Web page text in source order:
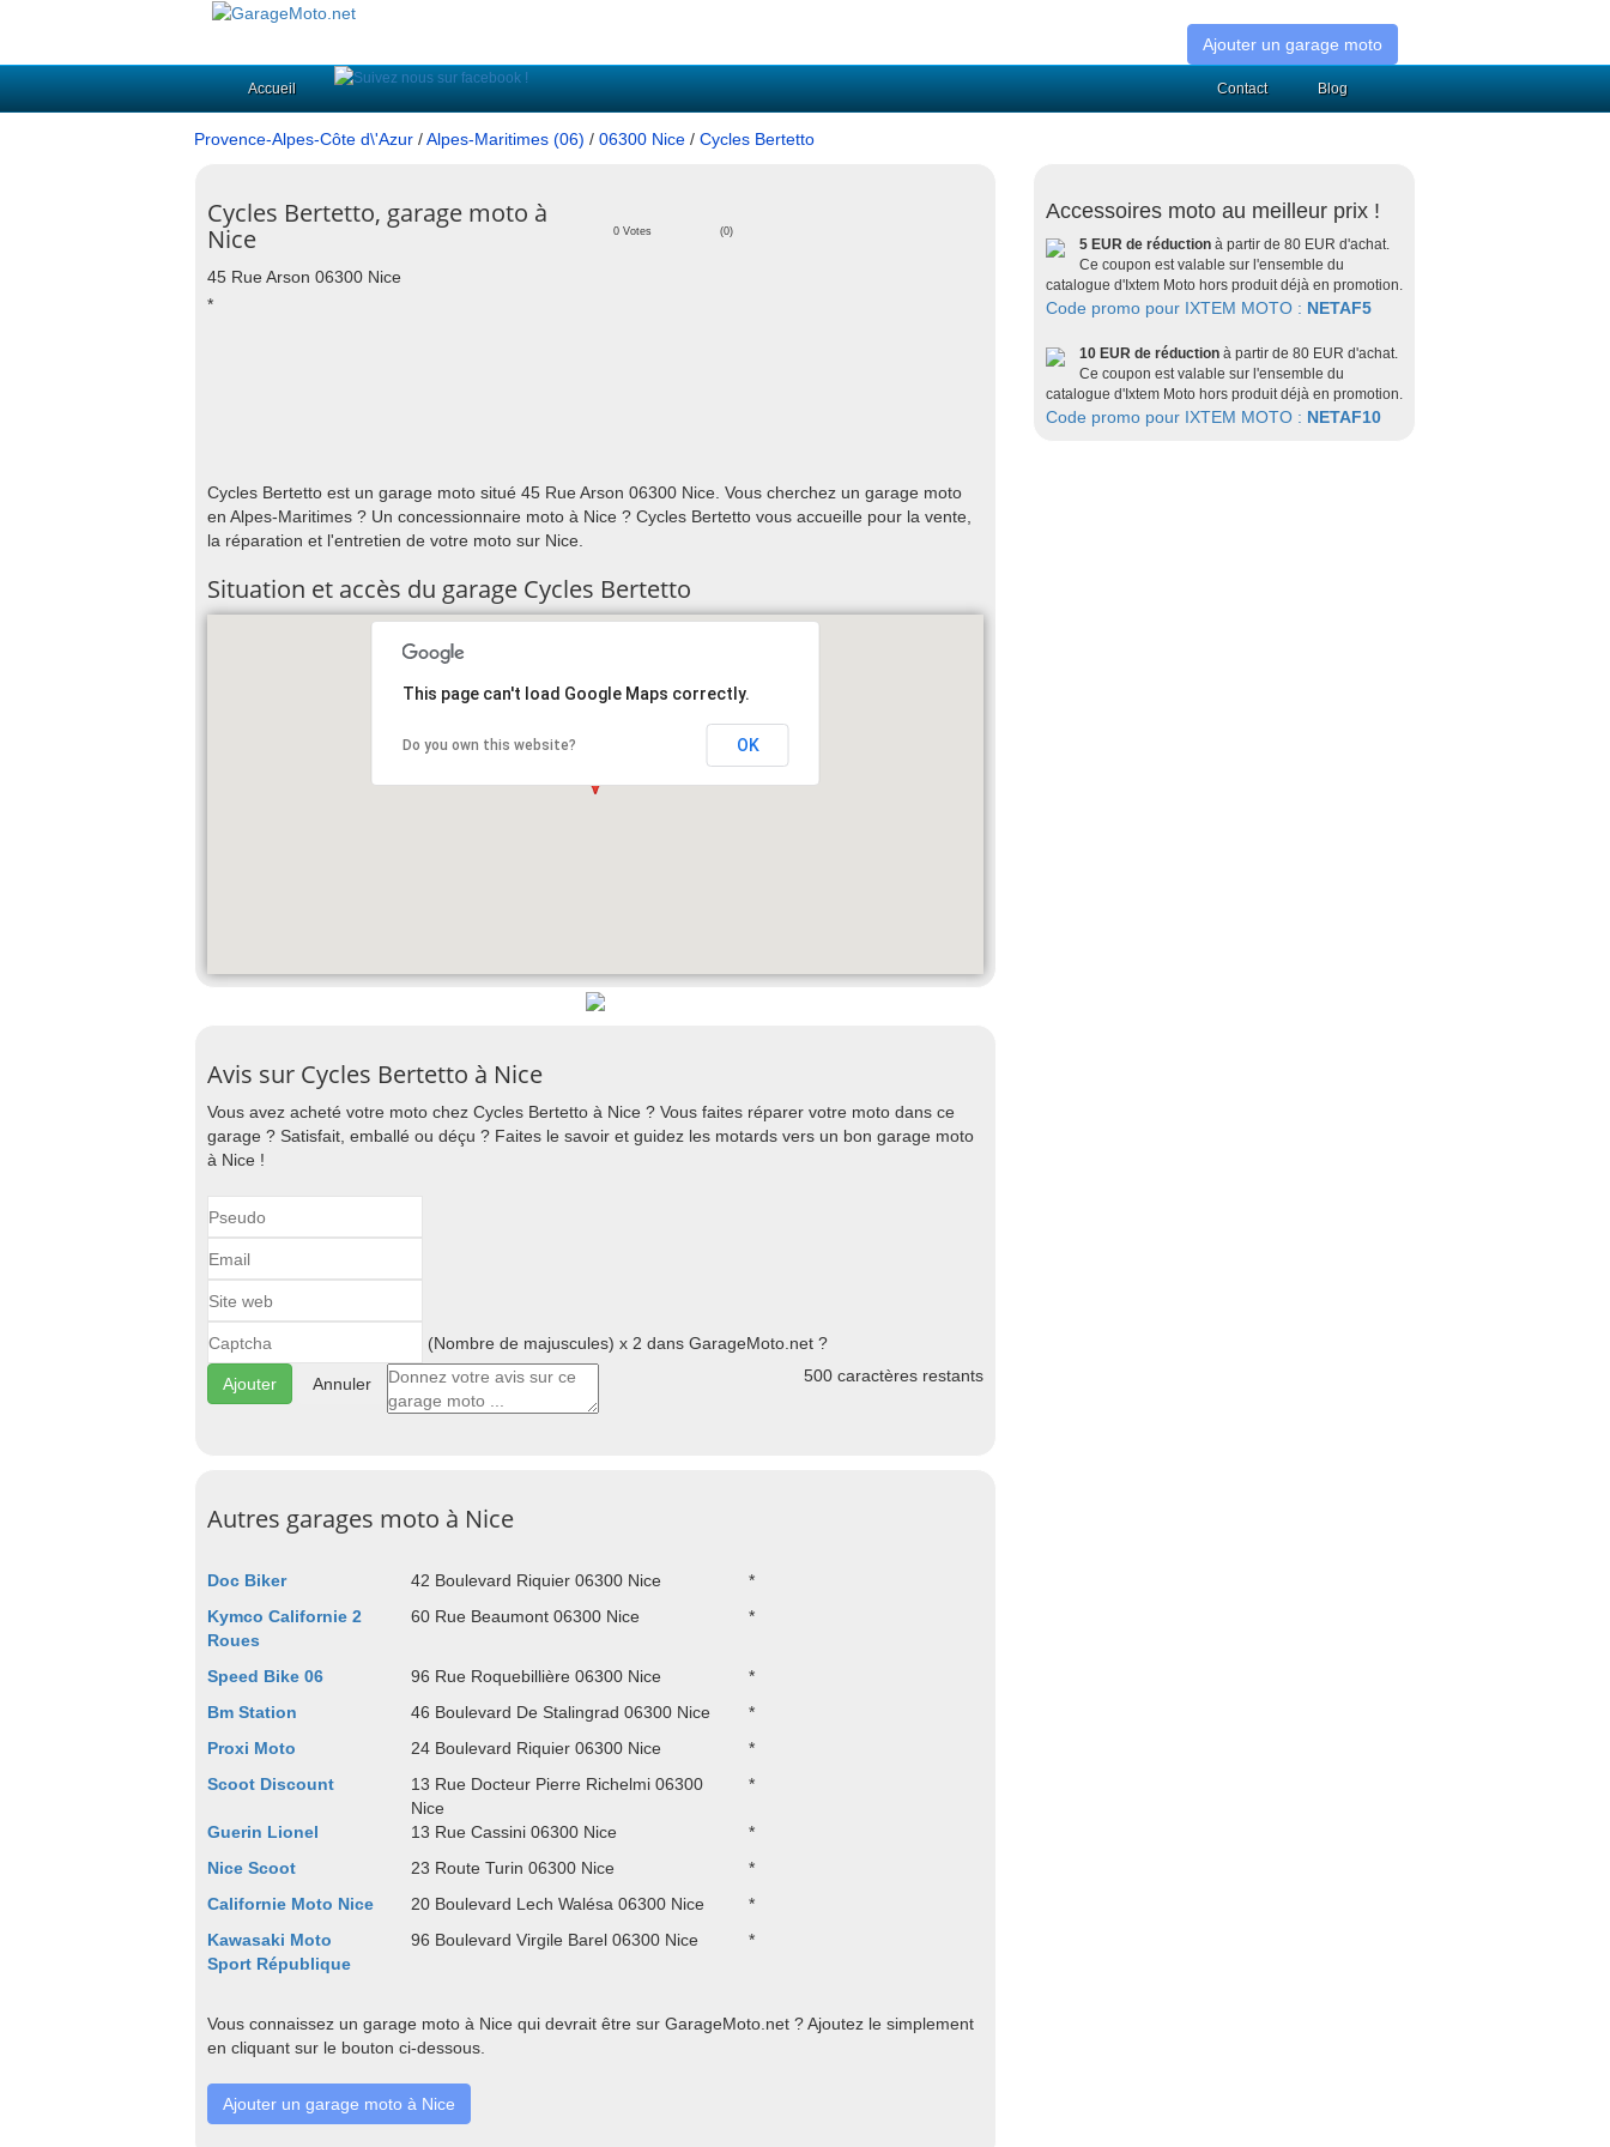
Ajouter un garage moto
Accueil Blog
Contact
Provence-Alpes-Côte d\'Azur /Alpes-Maritimes (06) / 06300 Nice / Cycles Bertetto
Cycles Bertetto, garage moto à
Nice
0 Votes (0)
45 Rue Arson 06300 Nice
*
Cycles Bertetto est un garage moto situé 45 Rue Arson 06300 Nice. Vous cherchez un garage moto
en Alpes-Maritimes ? Un concessionnaire moto à Nice ? Cycles Bertetto vous accueille pour la vente,
la réparation et l'entretien de votre moto sur Nice.
Situation et accès du garage Cycles Bertetto
This page can't load Google Maps correctly.
Do you own this website? OK
Avis sur Cycles Bertetto à Nice
Vous avez acheté votre moto chez Cycles Bertetto à Nice ? Vous faites réparer votre moto dans ce
garage ? Satisfait, emballé ou déçu ? Faites le savoir et guidez les motards vers un bon garage moto
à Nice !
(Nombre de majuscules) x 2 dans GarageMoto.net ?
Annuler 500 caractères restants
Autres garages moto à Nice
Doc Biker 42 Boulevard Riquier 06300 Nice
*
Kymco Californie 2
Roues
60 Rue Beaumont 06300 Nice *
Speed Bike 06 96 Rue Roquebillière 06300 Nice
*
Bm Station
46 Boulevard De Stalingrad 06300 Nice
*
Proxi Moto
24 Boulevard Riquier 06300 Nice
*
Scoot Discount
13 Rue Docteur Pierre Richelmi 06300
Nice
*
Guerin Lionel 13 Rue Cassini 06300 Nice
*
Nice Scoot
23 Route Turin 06300 Nice
*
Californie Moto Nice
20 Boulevard Lech Walésa 06300 Nice
*
Kawasaki Moto
Sport République
96 Boulevard Virgile Barel 06300 Nice *
Vous connaissez un garage moto à Nice qui devrait être sur GarageMoto.net ? Ajoutez le simplement
en cliquant sur le bouton ci-dessous.
Ajouter un garage moto à Nice
Accessoires moto au meilleur prix !
5 EUR de réduction à partir de 80 EUR d'achat.
Ce coupon est valable sur l'ensemble du
catalogue d'Ixtem Moto hors produit déjà en promotion.
Code promo pour IXTEM MOTO : NETAF5
10 EUR de réduction à partir de 80 EUR d'achat.
Ce coupon est valable sur l'ensemble du
catalogue d'Ixtem Moto hors produit déjà en promotion.
Code promo pour IXTEM MOTO : NETAF10